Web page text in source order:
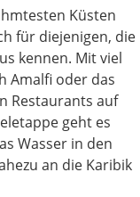
Küsten
für diejenigen, die
kennen. Mit viel
Amalfi oder das
Restaurants auf
geht es
Wasser in den
an die Karibik